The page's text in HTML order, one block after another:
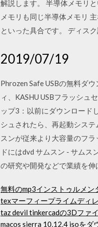
解説します。 半導体メモリ
メモリも同じ半導体メモリ
といった具合です。 ディス
2019/07/19
Phrozen Safe USBの無料ダ
ィ、KASHU USBフラッシュ
ップ3：以前にダウンロード
シュされたら、再起動シス
スンが従来より大容量のフ
ドにはdvd サムスン - サム
の研究や開発などで業績を
無料のmp3インストゥルメ
texマーフィープライムディ
taz devil tinkercadの3Dファ
macos sierra 10.12.4 isoをダ